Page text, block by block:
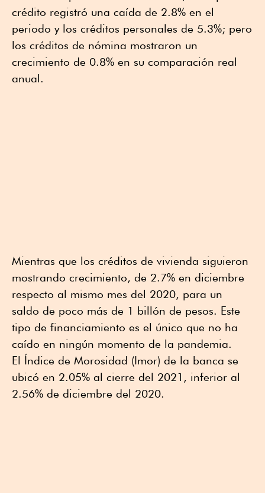
crédito registró una caída de 2.8% en el
periodo y los créditos personales de 5.3%; pero
los créditos de nómina mostraron un
crecimiento de 0.8% en su comparación real
anual.
Mientras que los créditos de vivienda siguieron
mostrando crecimiento, de 2.7% en diciembre
respecto al mismo mes del 2020, para un
saldo de poco más de 1 billón de pesos. Este
tipo de financiamiento es el único que no ha
caído en ningún momento de la pandemia.
El Índice de Morosidad (Imor) de la banca se
ubicó en 2.05% al cierre del 2021, inferior al
2.56% de diciembre del 2020.